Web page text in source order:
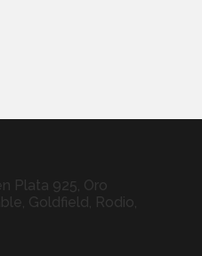
Plata 925, Oro
Goldfield, Rodio,